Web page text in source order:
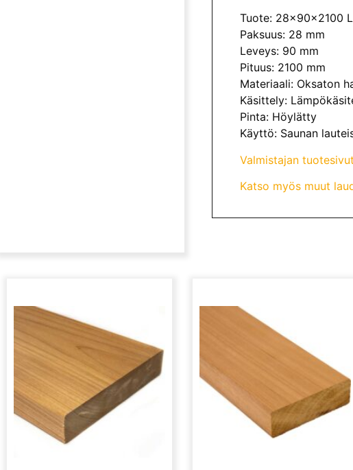
Tuote: 28x90x2100
Paksuus: 28 mm
Leveys: 90 mm
Pituus: 2100 mm
Materiaali: Oksaton
Käsittely:
Pinta: Höylätty
Käyttö: Saunan
Valmistajan tuotesivut
Katso myös muut